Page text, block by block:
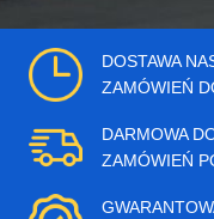
DOSTAWA
ZAMÓWIEŃ
DARMOWA
ZAMÓWIEŃ